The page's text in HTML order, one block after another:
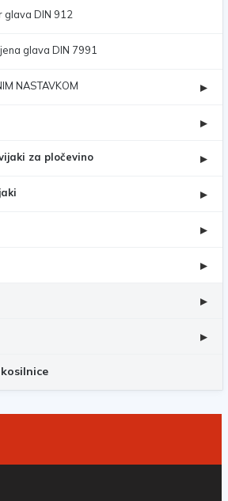
glava DIN 912
glava DIN 7991
NASTAVKOM ▸
▸
za pločevino ▸
▸
▸
▸
▸
▸